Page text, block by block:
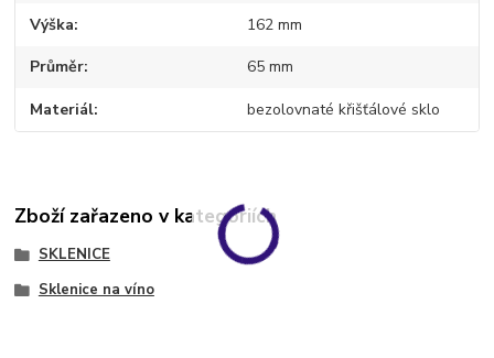
Výška 162 mm
Průměr 65 mm
Materiál bezolovnaté křišťálové sklo
Zboží zařazeno v kategoriích
SKLENICE
Sklenice na víno